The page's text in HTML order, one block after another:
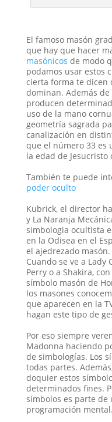
El famoso masón
que hay que hacer
masónicos de modo
podamos usar estos
cierta forma te dicen
dominan. Además
producen
uso de la mano
geometría sagrada
canalización en
que el número 33 es
la edad de
También te puede
poder oculto
Kubrick, el director
y La Naranja
simbologia ocultista
en la Odisea en el
el ajedrezado
Cuando se ve a Lady
Perry o a Shakira,
símbolo masón de
los masones
que aparecen en la
hagan este tipo de
Por eso siempre
Madonna haciendo
de simbologías. Los
todas partes.
doquier estos
determinados fines.
símbolos es parte de
programación mental.